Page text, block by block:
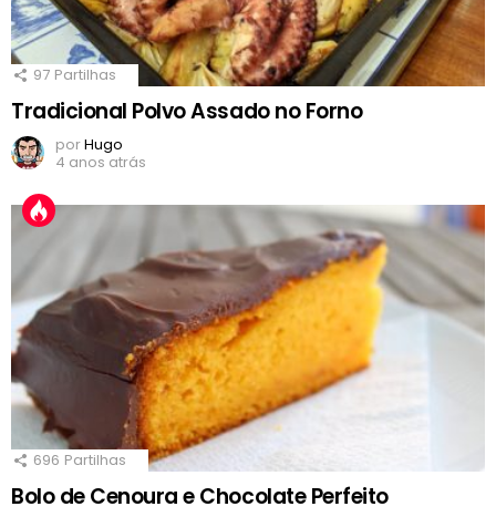
97 Partilhas
Tradicional Polvo Assado no Forno
porHugo
4 anos atrás
696 Partilhas
Bolo de Cenoura e Chocolate Perfeito